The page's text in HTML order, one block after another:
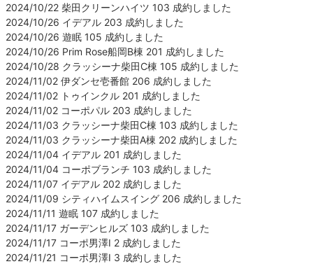
2024/10/22 柴田クリーンハイツ 103 成約しました
2024/10/26 イデアル 203 成約しました
2024/10/26 遊眠 105 成約しました
2024/10/26 Prim Rose船岡B棟 201 成約しました
2024/10/28 クラッシーナ柴田C棟 105 成約しました
2024/11/02 伊ダンセ壱番館 206 成約しました
2024/11/02 トゥインクル 201 成約しました
2024/11/02 コーポパル 203 成約しました
2024/11/03 クラッシーナ柴田C棟 103 成約しました
2024/11/03 クラッシーナ柴田A棟 202 成約しました
2024/11/04 イデアル 201 成約しました
2024/11/04 コーポブランチ 103 成約しました
2024/11/07 イデアル 202 成約しました
2024/11/09 シティハイムスイング 206 成約しました
2024/11/11 遊眠 107 成約しました
2024/11/17 ガーデンヒルズ 103 成約しました
2024/11/17 コーポ男澤Ⅰ 2 成約しました
2024/11/21 コーポ男澤Ⅰ 3 成約しました